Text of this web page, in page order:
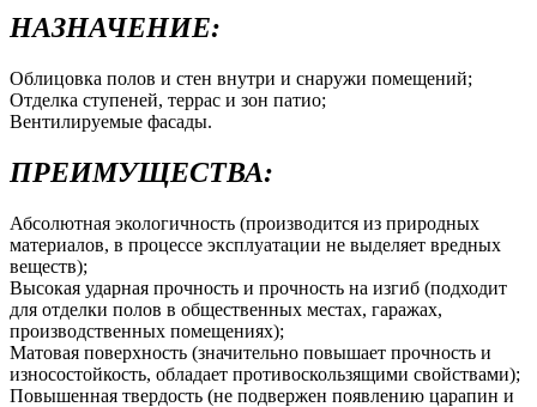
НАЗНАЧЕНИЕ:
Облицовка полов и стен внутри и снаружи помещений;
Отделка ступеней, террас и зон патио;
Вентилируемые фасады.
ПРЕИМУЩЕСТВА:
Абсолютная экологичность (производится из природных
материалов, в процессе эксплуатации не выделяет вредных
веществ);
Высокая ударная прочность и прочность на изгиб (подходит
для отделки полов в общественных местах, гаражах,
производственных помещениях);
Матовая поверхность (значительно повышает прочность и
износостойкость, обладает противоскользящими свойствами);
Повышенная твердость (не подвержен появлению царапин и